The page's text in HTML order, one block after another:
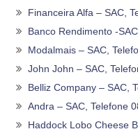
Financeira Alfa – SAC,
Banco Rendimento -
Modalmais – SAC,
John John – SAC,
Belliz Company – SAC,
Andra – SAC, Telefone
Haddock Lobo Cheese